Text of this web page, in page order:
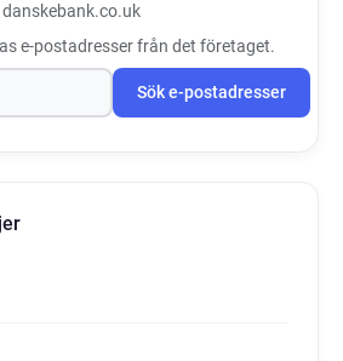
danskebank.co.uk
e-postadresser från det företaget.
Sök e-postadresser